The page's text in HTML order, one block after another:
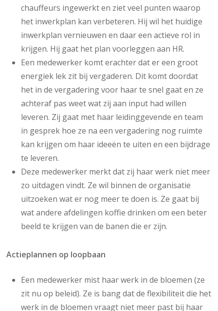
chauffeurs ingewerkt en ziet veel punten waarop
het inwerkplan kan verbeteren. Hij wil het huidige
inwerkplan vernieuwen en daar een actieve rol in
krijgen. Hij gaat het plan voorleggen aan HR.
Een medewerker komt erachter dat er een groot
energiek lek zit bij vergaderen. Dit komt doordat
het in de vergadering voor haar te snel gaat en ze
achteraf pas weet wat zij aan input had willen
leveren. Zij gaat met haar leidinggevende en team
in gesprek hoe ze na een vergadering nog ruimte
kan krijgen om haar ideeën te uiten en een bijdrage
te leveren.
Deze medewerker merkt dat zij haar werk niet meer
zo uitdagen vindt. Ze wil binnen de organisatie
uitzoeken wat er nog meer te doen is. Ze gaat bij
wat andere afdelingen koffie drinken om een beter
beeld te krijgen van de banen die er zijn.
Actieplannen op loopbaan
Een medewerker mist haar werk in de bloemen (ze
zit nu op beleid). Ze is bang dat de flexibiliteit die het
werk in de bloemen vraagt niet meer past bij haar